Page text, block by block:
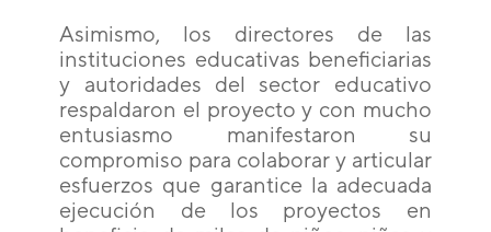
Asimismo, los directores de las
instituciones educativas beneficiarias
y autoridades del sector educativo
respaldaron el proyecto y con mucho
entusiasmo manifestaron su
compromiso para colaborar y articular
esfuerzos que garantice la adecuada
ejecución de los proyectos en